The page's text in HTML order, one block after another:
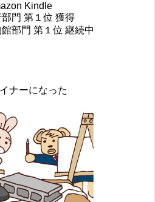
Kindle
門 第１位 獲得
部門 第１位 継続中
ナーになった